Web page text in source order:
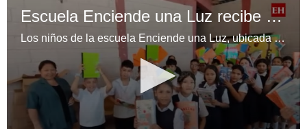
Escuela Enciende una Luz recibe cuadernos Quick, gracias a la Maratón del Saber
Los niños de la escuela Enciende una Luz, ubicada en la colonia Altos de Santa Rosa, al sur de Tegucigalpa, recibieron cuadernos Quick como parte de la Campaña Maratón del Saber.